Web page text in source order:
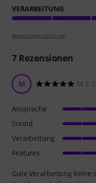
VERARBEITUNG
Bewertungsrichtlinien
7Rezensionen
M M S
Gute Verarbeitung keine
Ansprache
Sound
Verarbeitung
Features